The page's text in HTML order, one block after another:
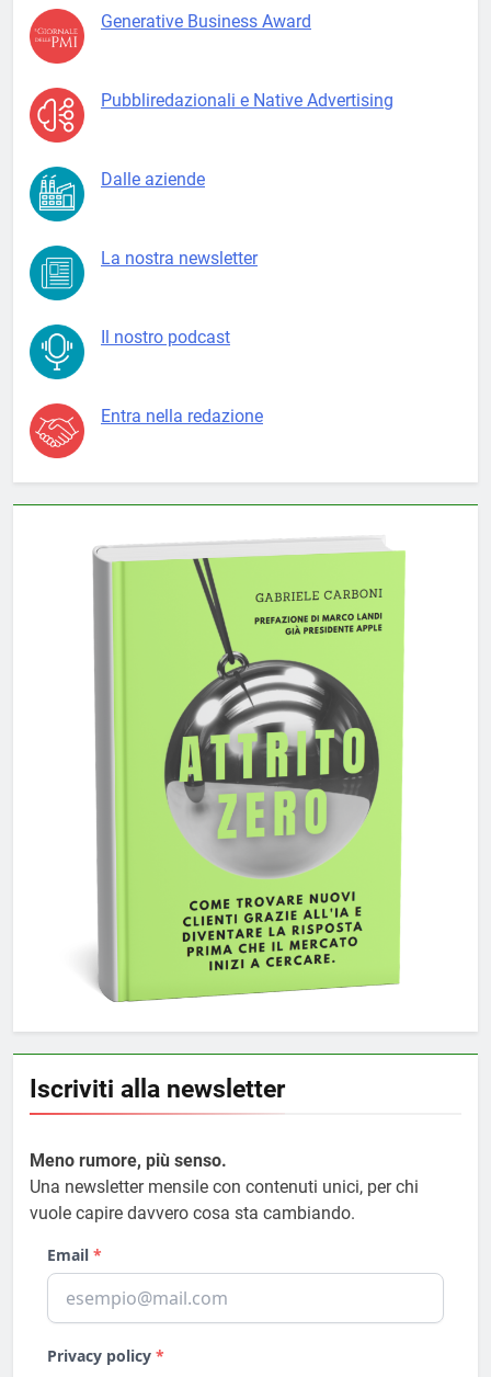
Generative Business Award
Pubbliredazionali e Native Advertising
Dalle aziende
La nostra newsletter
Il nostro podcast
Entra nella redazione
Iscriviti alla newsletter
Meno rumore, più senso.
Una newsletter mensile con contenuti unici, per chi
vuole capire davvero cosa sta cambiando.